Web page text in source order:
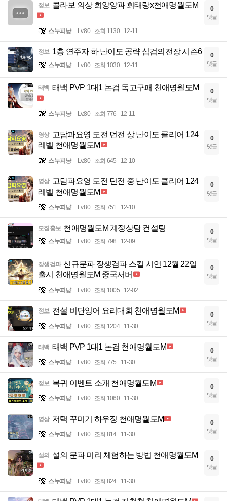
정보 콜라보 의상 희양양과 회태랑x천애명월도M
스누피냥 Lv.80 조회 1130 12-11
0
댓글
정보 1층 연주자 하 난이도 공략 심검의전장 시즌6
스누피냥 Lv.80 조회 1030 12-11
0
댓글
태백 태백 PVP 1대1 논검 독고구패 천애명월도M
스누피냥 Lv.80 조회 776 12-11
0
댓글
영상 고담파요영 도전 던전 상 난이도 클리어 124
레벨 천애명월도M
스누피냥 Lv.80 조회 645 12-10
0
댓글
영상 고담파요영 도전 던전 중 난이도 클리어 124
레벨 천애명월도M
스누피냥 Lv.80 조회 751 12-10
0
댓글
모집홍보 천애명월도M 계정상담 컨설팅
스누피냥 Lv.80 조회 798 12-09
0
댓글
장생검파 신규문파 장생검파 스킬 시연 12월 22일
출시 천애명월도M 중국서버
스누피냥 Lv.80 조회 1005 12-02
0
댓글
정보 전설 비단잉어 요리대회 천애명월도M
스누피냥 Lv.80 조회 1204 11-30
0
댓글
태백 태백 PVP 1대1 논검 천애명월도M
스누피냥 Lv.80 조회 775 11-30
0
댓글
정보 복귀 이벤트 소개 천애명월도M
스누피냥 Lv.80 조회 1060 11-30
0
댓글
영상 저택 꾸미기 하우징 천애명월도M
스누피냥 Lv.80 조회 814 11-30
0
댓글
설의 설의 문파 미리 체험하는 방법 천애명월도M
스누피냥 Lv.80 조회 824 11-30
0
댓글